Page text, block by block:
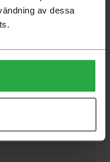
av dessa